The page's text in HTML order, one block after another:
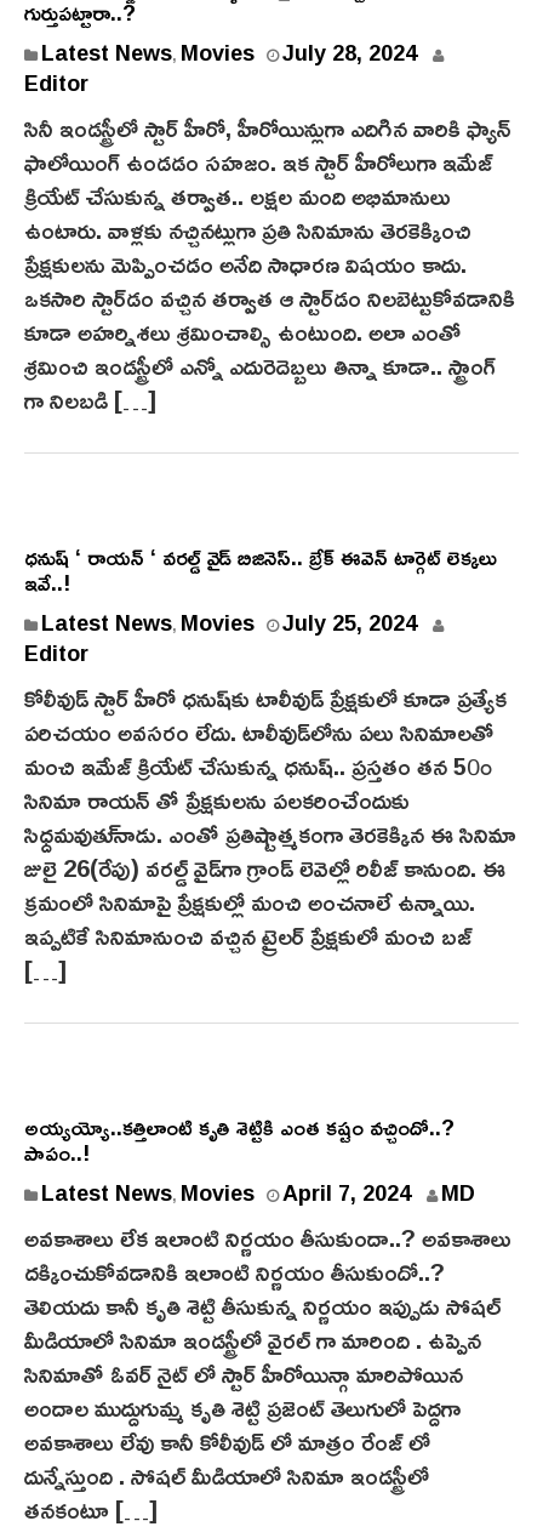
గుర్తుపట్టారా..?
Latest News, Movies July 28, 2024
Editor
సినీ ఇండస్ట్రీలో స్టార్ హీరో, హీరోయిన్లుగా ఎదిగిన వారికి ఫ్యాన్
ఫాలోయింగ్ ఉండడం సహజం. ఇక స్టార్ హీరోలుగా ఇమేజ్‌
క్రియేట్ చేసుకున్న తర్వాత.. లక్షల మంది అభిమానులు
ఉంటారు. వాళ్లకు నచ్చినట్లుగా ప్రతి సినిమాను తెర‌కెక్కించి
ప్రేక్షకులను మెప్పించడం అనేది సాధారణ విషయం కాదు.
ఒకసారి స్టార్‌డం వచ్చిన తర్వాత ఆ స్టార్‌డం నిలబెట్టుకోవడానికి
కూడా అహర్నిశలు శ్రమించాల్సి ఉంటుంది. అలా ఎంతో
శ్రమించి ఇండస్ట్రీలో ఎన్నో ఎదురెదెబ్బలు తిన్నా కూడా.. స్ట్రాంగ్
గా నిలబడి […]
ధనుష్ ‘ రాయన్ ‘ వరల్డ్ వైడ్ బిజినెస్.. బ్రేక్ ఈవెన్ టార్గెట్ లెక్కలు
ఇవే..!
Latest News, Movies July 25, 2024
Editor
కోలీవుడ్ స్టార్ హీరో ధనుష్‌కు టాలీవుడ్ ప్రేక్షకులో కూడా ప్రత్యేక
పరిచయం అవసరం లేదు. టాలీవుడ్‌లోను ప‌లు సినిమాల‌తో
మంచి ఇమేజ్ క్రియేట్ చేసుకున్న ధనుష్.. ప్ర‌స్త‌తం త‌న 50ం
సినిమా రాయన్‌ తో ప్రేక్షకులను పలకరించేందుకు
సిధ్ద‌మవుతు్నాడు. ఎంతో ప్రతిష్టాత్మకంగా తెర‌కెక్కిన ఈ సినిమా
జులై 26(రేపు) వరల్డ్ వైడ్‌గా గ్రాండ్ లెవెల్లో రిలీజ్ కానుంది. ఈ
క్రమంలో సినిమాపై ప్రేక్షకుల్లో మంచి అంచనాలే ఉన్నాయి.
ఇప్ప‌టికే సినిమానుంచి వ‌చ్చిన ట్రైలర్ ప్రేక్ష‌కులో మంచి బజ్
[…]
అయ్యయ్యో..కత్తిలాంటి కృతి శెట్టికి ఎంత కష్టం వచ్చిందో..?
పాపం..!
Latest News, Movies April 7, 2024A
p
r
i
l
7
,
2
0
2
4
MD
అవకాశాలు లేక ఇలాంటి నిర్ణయం తీసుకుందా..? అవకాశాలు
దక్కించుకోవడానికి ఇలాంటి నిర్ణయం తీసుకుందో..?
తెలియదు కానీ కృతి శెట్టి తీసుకున్న నిర్ణయం ఇప్పుడు సోషల్
మీడియాలో సినిమా ఇండస్ట్రీలో వైరల్ గా మారింది . ఉప్పెన
సినిమాతో ఓవర్ నైట్ లో స్టార్ హీరోయిన్గా మారిపోయిన
అందాల ముద్దుగుమ్మ కృతి శెట్టి ప్రజెంట్ తెలుగులో పెద్దగా
అవకాశాలు లేవు కానీ కోలీవుడ్ లో మాత్రం రేంజ్ లో
దున్నేస్తుంది . సోషల్ మీడియాలో సినిమా ఇండస్ట్రీలో
తనకంటూ […]